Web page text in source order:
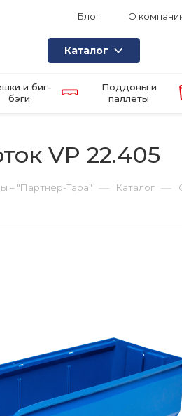
Блог О
Каталог
и биг-
бэги
Поддоны и
паллеты
VP 22.405
– "Партнер-Тара" — Каталог —